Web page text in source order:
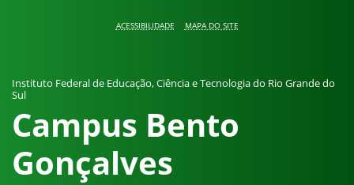
ACESSIBILIDADE MAPA DO SITE
Instituto Federal de Educação, Ciência e Tecnologia do Rio Grande do
Sul
Campus Bento
Gonçalves